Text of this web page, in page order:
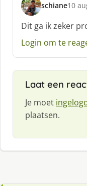
schiane
s
c
h
r
10
Dit ga ik zeker
Login om te
Laat een
Je moet
plaatsen.